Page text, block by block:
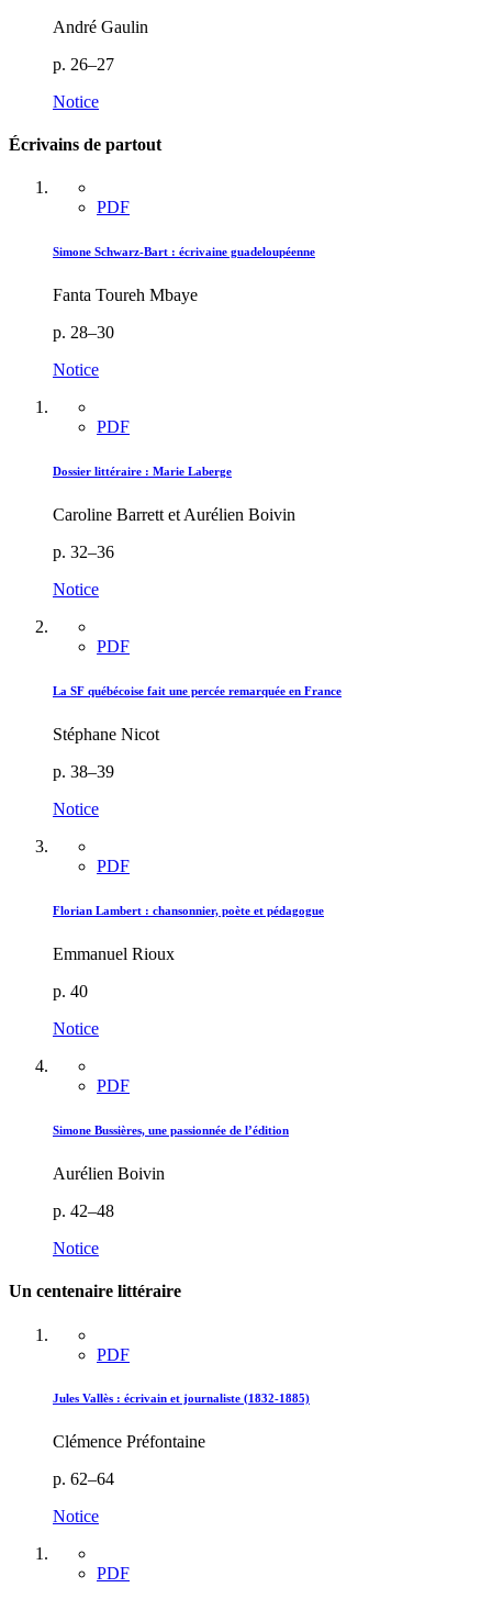
André Gaulin
p. 26–27
Notice
Écrivains de partout
PDF
Simone Schwarz-Bart : écrivaine guadeloupéenne
Fanta Toureh Mbaye
p. 28–30
Notice
PDF
Dossier littéraire : Marie Laberge
Caroline Barrett et Aurélien Boivin
p. 32–36
Notice
PDF
La SF québécoise fait une percée remarquée en France
Stéphane Nicot
p. 38–39
Notice
PDF
Florian Lambert : chansonnier, poète et pédagogue
Emmanuel Rioux
p. 40
Notice
PDF
Simone Bussières, une passionnée de l’édition
Aurélien Boivin
p. 42–48
Notice
Un centenaire littéraire
PDF
Jules Vallès : écrivain et journaliste (1832-1885)
Clémence Préfontaine
p. 62–64
Notice
PDF